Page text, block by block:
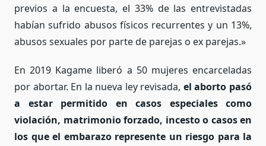
previos a la encuesta, el 33% de las entrevistadas
habían sufrido abusos físicos recurrentes y un 13%,
abusos sexuales por parte de parejas o ex parejas.»
En 2019 Kagame liberó a 50 mujeres encarceladas
por abortar. En la nueva ley revisada, el aborto pasó
a estar permitido en casos especiales como
violación, matrimonio forzado, incesto o casos en
los que el embarazo represente un riesgo para la